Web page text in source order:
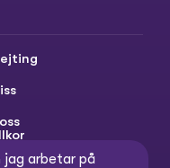
jag arbetar på